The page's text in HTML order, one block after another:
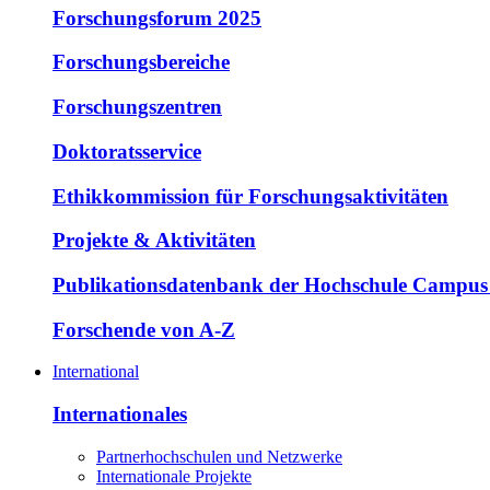
Forschungsforum 2025
Forschungsbereiche
Forschungszentren
Doktoratsservice
Ethikkommission für Forschungsaktivitäten
Projekte & Aktivitäten
Publikationsdatenbank der Hochschule
Forschende von A-Z
International
Internationales
Partnerhochschulen und Netzwerke
Internationale Projekte